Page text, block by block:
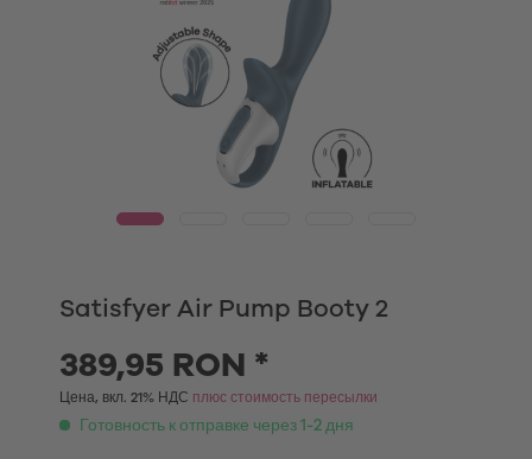
Satisfyer Air Pump Booty 2
389,95 RON *
Цена, вкл. 21% НДС плюс стоимость пересылки
Готовность к отправке через 1-2 дня